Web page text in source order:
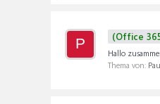
P (Office
Hallo
Thema von: